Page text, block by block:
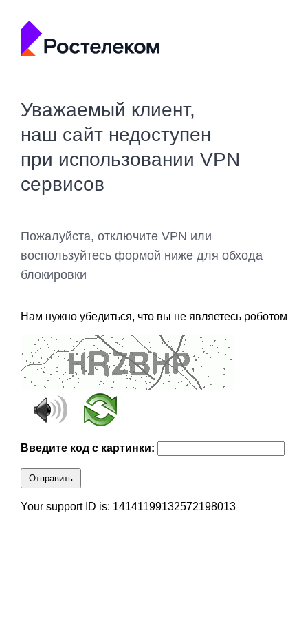
Уважаемый клиент,
наш сайт недоступен
при использовании VPN
сервисов
Пожалуйста, отключите VPN или
воспользуйтесь формой ниже для обхода
блокировки
Нам нужно убедиться, что вы не являетесь роботом
Введите код с картинки:
Отправить
Your support ID is: 14141199132572198013